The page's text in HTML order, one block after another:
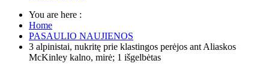
You are here :
Home
PASAULIO NAUJIENOS
3 alpinistai, nukritę prie klastingos perėjos ant Aliaskos
McKinley kalno, mirė; 1 išgelbėtas